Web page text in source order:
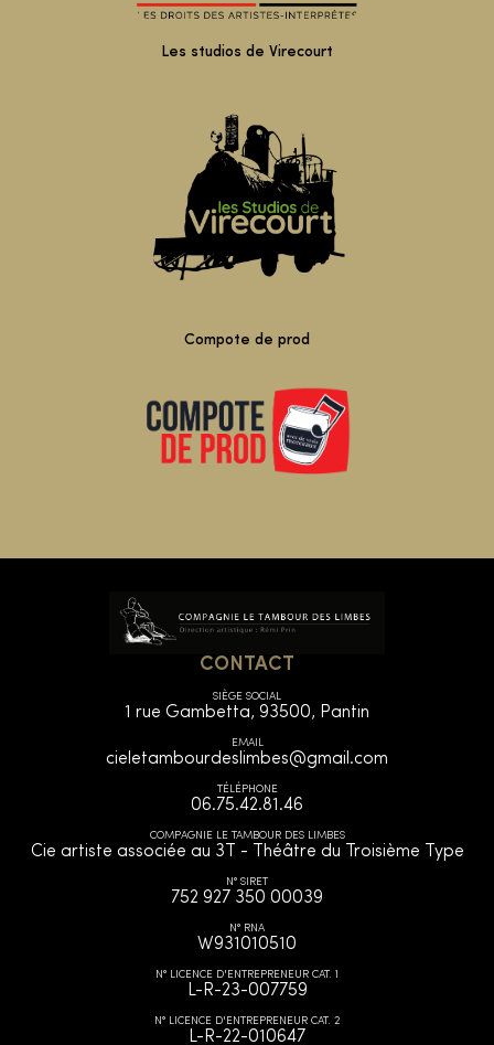
Les studios de Virecourt
Compote de prod
CONTACT
SIÈGE SOCIAL
1 rue Gambetta, 93500, Pantin
EMAIL
cieletambourdeslimbes@gmail.com
TÉLÉPHONE
06.75.42.81.46
COMPAGNIE LE TAMBOUR DES LIMBES
Cie artiste associée au 3T - Théâtre du Troisième Type
N° SIRET
752 927 350 00039
N° RNA
W931010510
N° LICENCE D'ENTREPRENEUR CAT. 1
L-R-23-007759
N° LICENCE D'ENTREPRENEUR CAT. 2
L-R-22-010647